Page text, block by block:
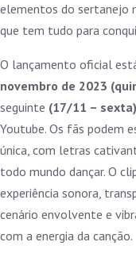
elementos do sertanejo
que tem tudo para
O lançamento oficial
novembro de 2023
seguinte (17/11 –
Youtube. Os fãs podem
única, com letras
todo mundo dançar. O
experiência sonora,
cenário envolvente e
com a energia da canção.